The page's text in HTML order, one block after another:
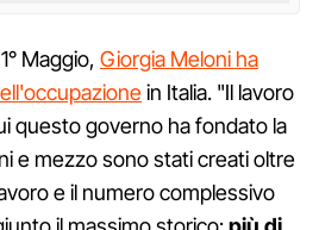
Maggio, Giorgia Meloni ha
in Italia. "Il lavoro
questo governo ha fondato la
e mezzo sono stati creati oltre
e il numero complessivo